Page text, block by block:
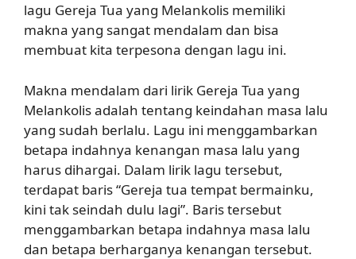
lagu Gereja Tua yang Melankolis memiliki
makna yang sangat mendalam dan bisa
membuat kita terpesona dengan lagu ini.
Makna mendalam dari lirik Gereja Tua yang
Melankolis adalah tentang keindahan masa lalu
yang sudah berlalu. Lagu ini menggambarkan
betapa indahnya kenangan masa lalu yang
harus dihargai. Dalam lirik lagu tersebut,
terdapat baris “Gereja tua tempat bermainku,
kini tak seindah dulu lagi”. Baris tersebut
menggambarkan betapa indahnya masa lalu
dan betapa berharganya kenangan tersebut.